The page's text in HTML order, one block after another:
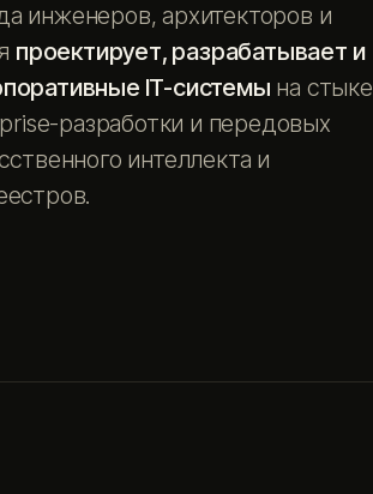
инженеров, архитекторов и
проектирует, разрабатывает и
IT-системы на стыке
разработки и передовых
интеллекта и